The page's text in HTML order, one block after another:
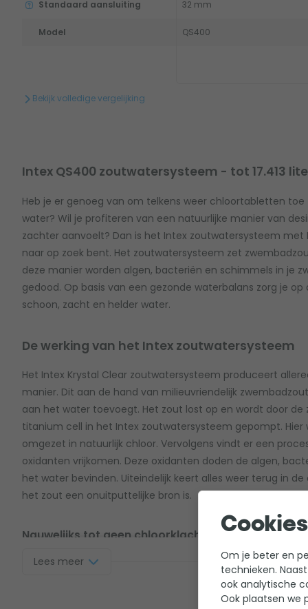
Standaard aansluiting
Model
32 mm
QS400
Bekijk volledige vergelijking
Intex QS400 zoutwatersysteem - tot 17.413
Heb je er genoeg van om telkens weer chloortabletten
water? Wil je profiteren van een natuurlijke manier van
zachter aanvoelt? Dan is het Intex zoutwatersysteem met
naar op zoek bent. Het zoutwatersysteem zet
deze manier worden algen, bacteriën en schimmels in je
gedood. Op basis van een gezonde waterbalans zorg je
schoon, zacht en helder water.
De werking van het Intex zoutwatersysteem
Het Intex Krystal Clear zoutwatersysteem produceert
manier. Dit aan de hand van milieuvriendelijk
aan het water toevoegt. Het zout lost op en wordt door de
titanium cell in het Intex zoutwatersysteem gepompt.
omgezet in natuurlijk chloor. Vervolgens vindt er een
oxidanten vrijkomen. Deze oxidanten doden de algen,
het water bevinden. Uiteindelijk keert alles weer terug in
het zout een onuitputtelijke bron is.
Nauwelijks tot geen chloorklachten
De combinatie van natuurlijk chloor met krachtige
veiligste manier van waterdesinfectie. Dankzij de
er tot 60% minder chloor benodigd om hetzelfde
Lees meer
Cookies
Om je beter en
technieken.
ook analytische
Ook plaatsen we